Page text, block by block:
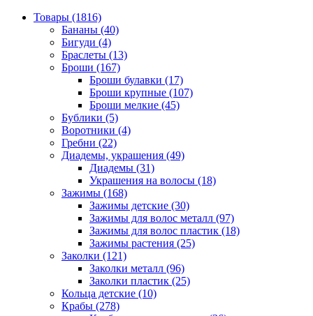
Товары (1816)
Бананы (40)
Бигуди (4)
Браслеты (13)
Броши (167)
Броши булавки (17)
Броши крупные (107)
Броши мелкие (45)
Бублики (5)
Воротники (4)
Гребни (22)
Диадемы, украшения (49)
Диадемы (31)
Украшения на волосы (18)
Зажимы (168)
Зажимы детские (30)
Зажимы для волос металл (97)
Зажимы для волос пластик (18)
Зажимы растения (25)
Заколки (121)
Заколки металл (96)
Заколки пластик (25)
Кольца детские (10)
Крабы (278)